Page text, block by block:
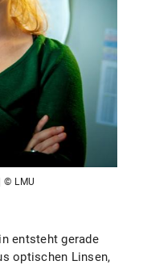
© LMU
entsteht gerade
optischen Linsen,